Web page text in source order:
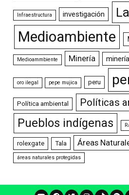
Infraestructura investigación
Medioambiente
Medioammbiente Minería
oro ilegal pepe mujica peru
Política ambiental Políticas
Pueblos indígenas
rolexgate Tala Áreas
áreas naturales protegidas